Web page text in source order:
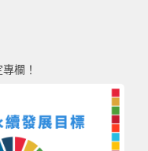
欄！